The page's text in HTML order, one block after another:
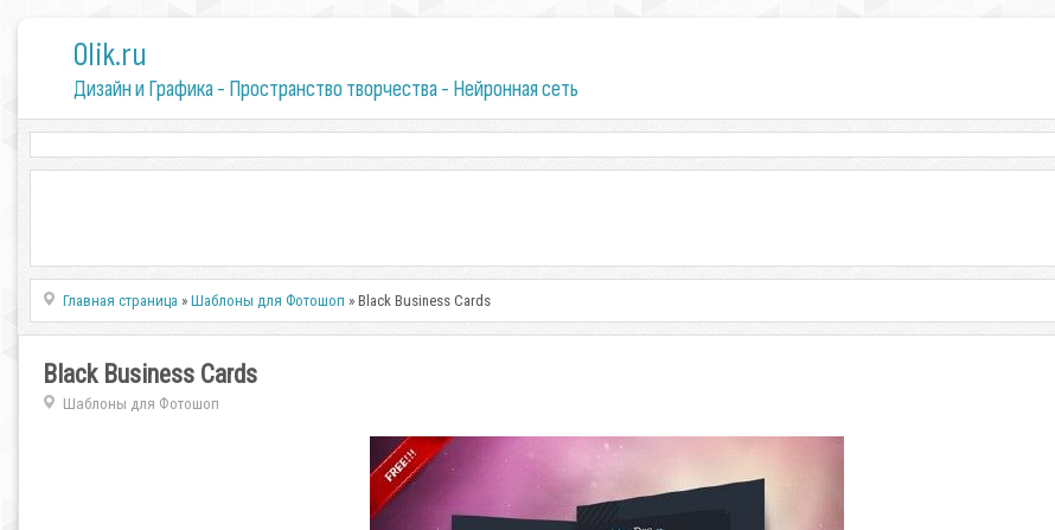
0lik.ru
Дизайн и Графика - Пространство творчества - Нейронная сеть
Главная страница »Шаблоны для Фотошоп » Black Business Cards
Black Business Cards
Шаблоны для Фотошоп